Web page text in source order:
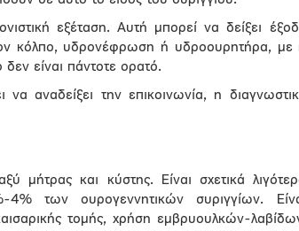
εξέταση. Αυτή μπορεί να δείξει
κόλπο, υδρονέφρωση ή υδροουρητήρα, με
είναι πάντοτε ορατό.
αναδείξει την επικοινωνία, η
μήτρας και κύστης. Είναι σχετικά
4% των ουρογεννητικών συριγγίων.
τομής, χρήση εμβρυουλκών-